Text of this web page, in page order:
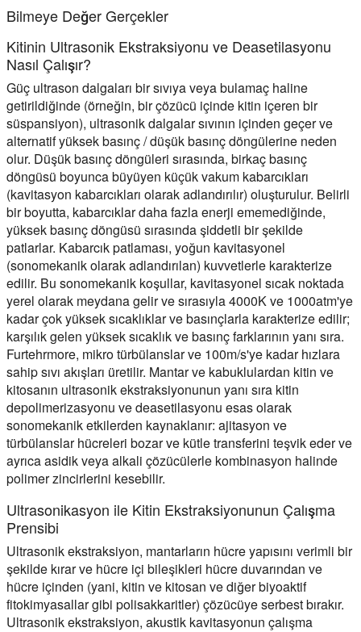
Bilmeye Değer Gerçekler
Kitinin Ultrasonik Ekstraksiyonu ve Deasetilasyonu
Nasıl Çalışır?
Güç ultrason dalgaları bir sıvıya veya bulamaç haline
getirildiğinde (örneğin, bir çözücü içinde kitin içeren bir
süspansiyon), ultrasonik dalgalar sıvının içinden geçer ve
alternatif yüksek basınç / düşük basınç döngülerine neden
olur. Düşük basınç döngüleri sırasında, birkaç basınç
döngüsü boyunca büyüyen küçük vakum kabarcıkları
(kavitasyon kabarcıkları olarak adlandırılır) oluşturulur. Belirli
bir boyutta, kabarcıklar daha fazla enerji ememediğinde,
yüksek basınç döngüsü sırasında şiddetli bir şekilde
patlarlar. Kabarcık patlaması, yoğun kavitasyonel
(sonomekanik olarak adlandırılan) kuvvetlerle karakterize
edilir. Bu sonomekanik koşullar, kavitasyonel sıcak noktada
yerel olarak meydana gelir ve sırasıyla 4000K ve 1000atm'ye
kadar çok yüksek sıcaklıklar ve basınçlarla karakterize edilir;
karşılık gelen yüksek sıcaklık ve basınç farklarının yanı sıra.
Furtehrmore, mikro türbülanslar ve 100m/s'ye kadar hızlara
sahip sıvı akışları üretilir. Mantar ve kabuklulardan kitin ve
kitosanın ultrasonik ekstraksiyonunun yanı sıra kitin
depolimerizasyonu ve deasetilasyonu esas olarak
sonomekanik etkilerden kaynaklanır: ajitasyon ve
türbülanslar hücreleri bozar ve kütle transferini teşvik eder ve
ayrıca asidik veya alkali çözücülerle kombinasyon halinde
polimer zincirlerini kesebilir.
Ultrasonikasyon ile Kitin Ekstraksiyonunun Çalışma
Prensibi
Ultrasonik ekstraksiyon, mantarların hücre yapısını verimli bir
şekilde kırar ve hücre içi bileşikleri hücre duvarından ve
hücre içinden (yani, kitin ve kitosan ve diğer biyoaktif
fitokimyasallar gibi polisakkaritler) çözücüye serbest bırakır.
Ultrasonik ekstraksiyon, akustik kavitasyonun çalışma